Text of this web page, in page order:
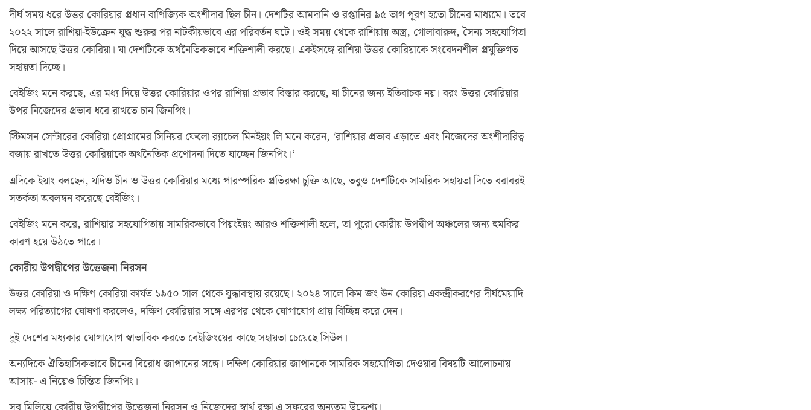
দীর্ঘ সময় ধরে উত্তর কোরিয়ার প্রধান বাণিজ্যিক অংশীদার ছিল চীন। দেশটির আমদানি ও রপ্তানির ৯৫ ভাগ পূরণ হতো চীনের মাধ্যমে। তবে
২০২২ সালে রাশিয়া-ইউক্রেন যুদ্ধ শুরুর পর নাটকীয়ভাবে এর পরিবর্তন ঘটে। ওই সময় থেকে রাশিয়ায় অস্ত্র, গোলাবারুদ, সৈন্য সহযোগিতা
দিয়ে আসছে উত্তর কোরিয়া। যা দেশটিকে অর্থনৈতিকভাবে শক্তিশালী করছে। একইসঙ্গে রাশিয়া উত্তর কোরিয়াকে সংবেদনশীল প্রযুক্তিগত
সহায়তা দিচ্ছে।
বেইজিং মনে করছে, এর মধ্য দিয়ে উত্তর কোরিয়ার ওপর রাশিয়া প্রভাব বিস্তার করছে, যা চীনের জন্য ইতিবাচক নয়। বরং উত্তর কোরিয়ার
উপর নিজেদের প্রভাব ধরে রাখতে চান জিনপিং।
স্টিমসন সেন্টারের কোরিয়া প্রোগ্রামের সিনিয়র ফেলো র‍্যাচেল মিনইয়ং লি মনে করেন, ‘রাশিয়ার প্রভাব এড়াতে এবং নিজেদের অংশীদারিত্ব
বজায় রাখতে উত্তর কোরিয়াকে অর্থনৈতিক প্রণোদনা দিতে যাচ্ছেন জিনপিং।‘
এদিকে ইয়াং বলছেন, যদিও চীন ও উত্তর কোরিয়ার মধ্যে পারস্পরিক প্রতিরক্ষা চুক্তি আছে, তবুও দেশটিকে সামরিক সহায়তা দিতে বরাবরই
সতর্কতা অবলম্বন করেছে বেইজিং।
বেইজিং মনে করে, রাশিয়ার সহযোগিতায় সামরিকভাবে পিয়ংইয়ং আরও শক্তিশালী হলে, তা পুরো কোরীয় উপদ্বীপ অঞ্চলের জন্য হুমকির
কারণ হয়ে উঠতে পারে।
কোরীয় উপদ্বীপের উত্তেজনা নিরসন
উত্তর কোরিয়া ও দক্ষিণ কোরিয়া কার্যত ১৯৫০ সাল থেকে যুদ্ধাবস্থায় রয়েছে। ২০২৪ সালে কিম জং উন কোরিয়া একন্দ্রীকরণের দীর্ঘমেয়াদি
লক্ষ্য পরিত্যাগের ঘোষণা করলেও, দক্ষিণ কোরিয়ার সঙ্গে এরপর থেকে যোগাযোগ প্রায় বিচ্ছিন্ন করে দেন।
দুই দেশের মধ্যকার যোগাযোগ স্বাভাবিক করতে বেইজিংয়ের কাছে সহায়তা চেয়েছে সিউল।
অন্যদিকে ঐতিহাসিকভাবে চীনের বিরোধ জাপানের সঙ্গে। দক্ষিণ কোরিয়ার জাপানকে সামরিক সহযোগিতা দেওয়ার বিষয়টি আলোচনায়
আসায়- এ নিয়েও চিন্তিত জিনপিং।